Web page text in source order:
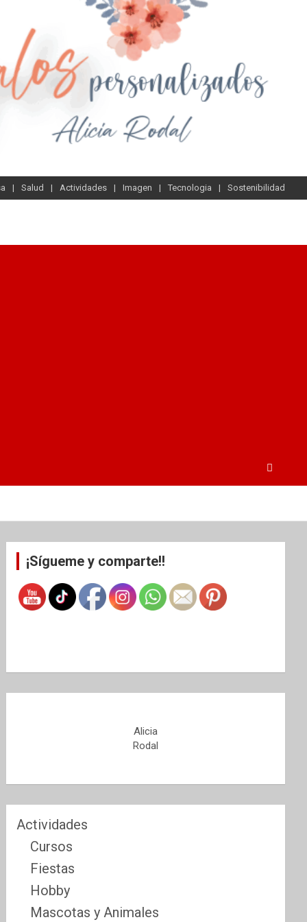
Salud Actividades Imagen Tecnologia Sostenibilidad
¡Sígueme y comparte!!
Alicia
Rodal
Actividades
Cursos
Fiestas
Hobby
Mascotas y Animales